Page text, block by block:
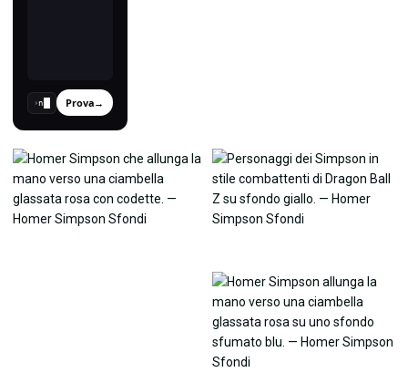
› Prova